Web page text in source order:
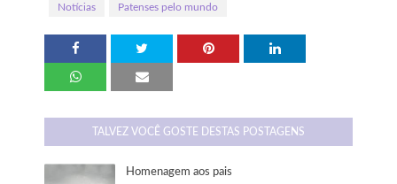
Notícias
Patenses pelo mundo
TALVEZ VOCÊ GOSTE DESTAS POSTAGENS
Homenagem aos pais